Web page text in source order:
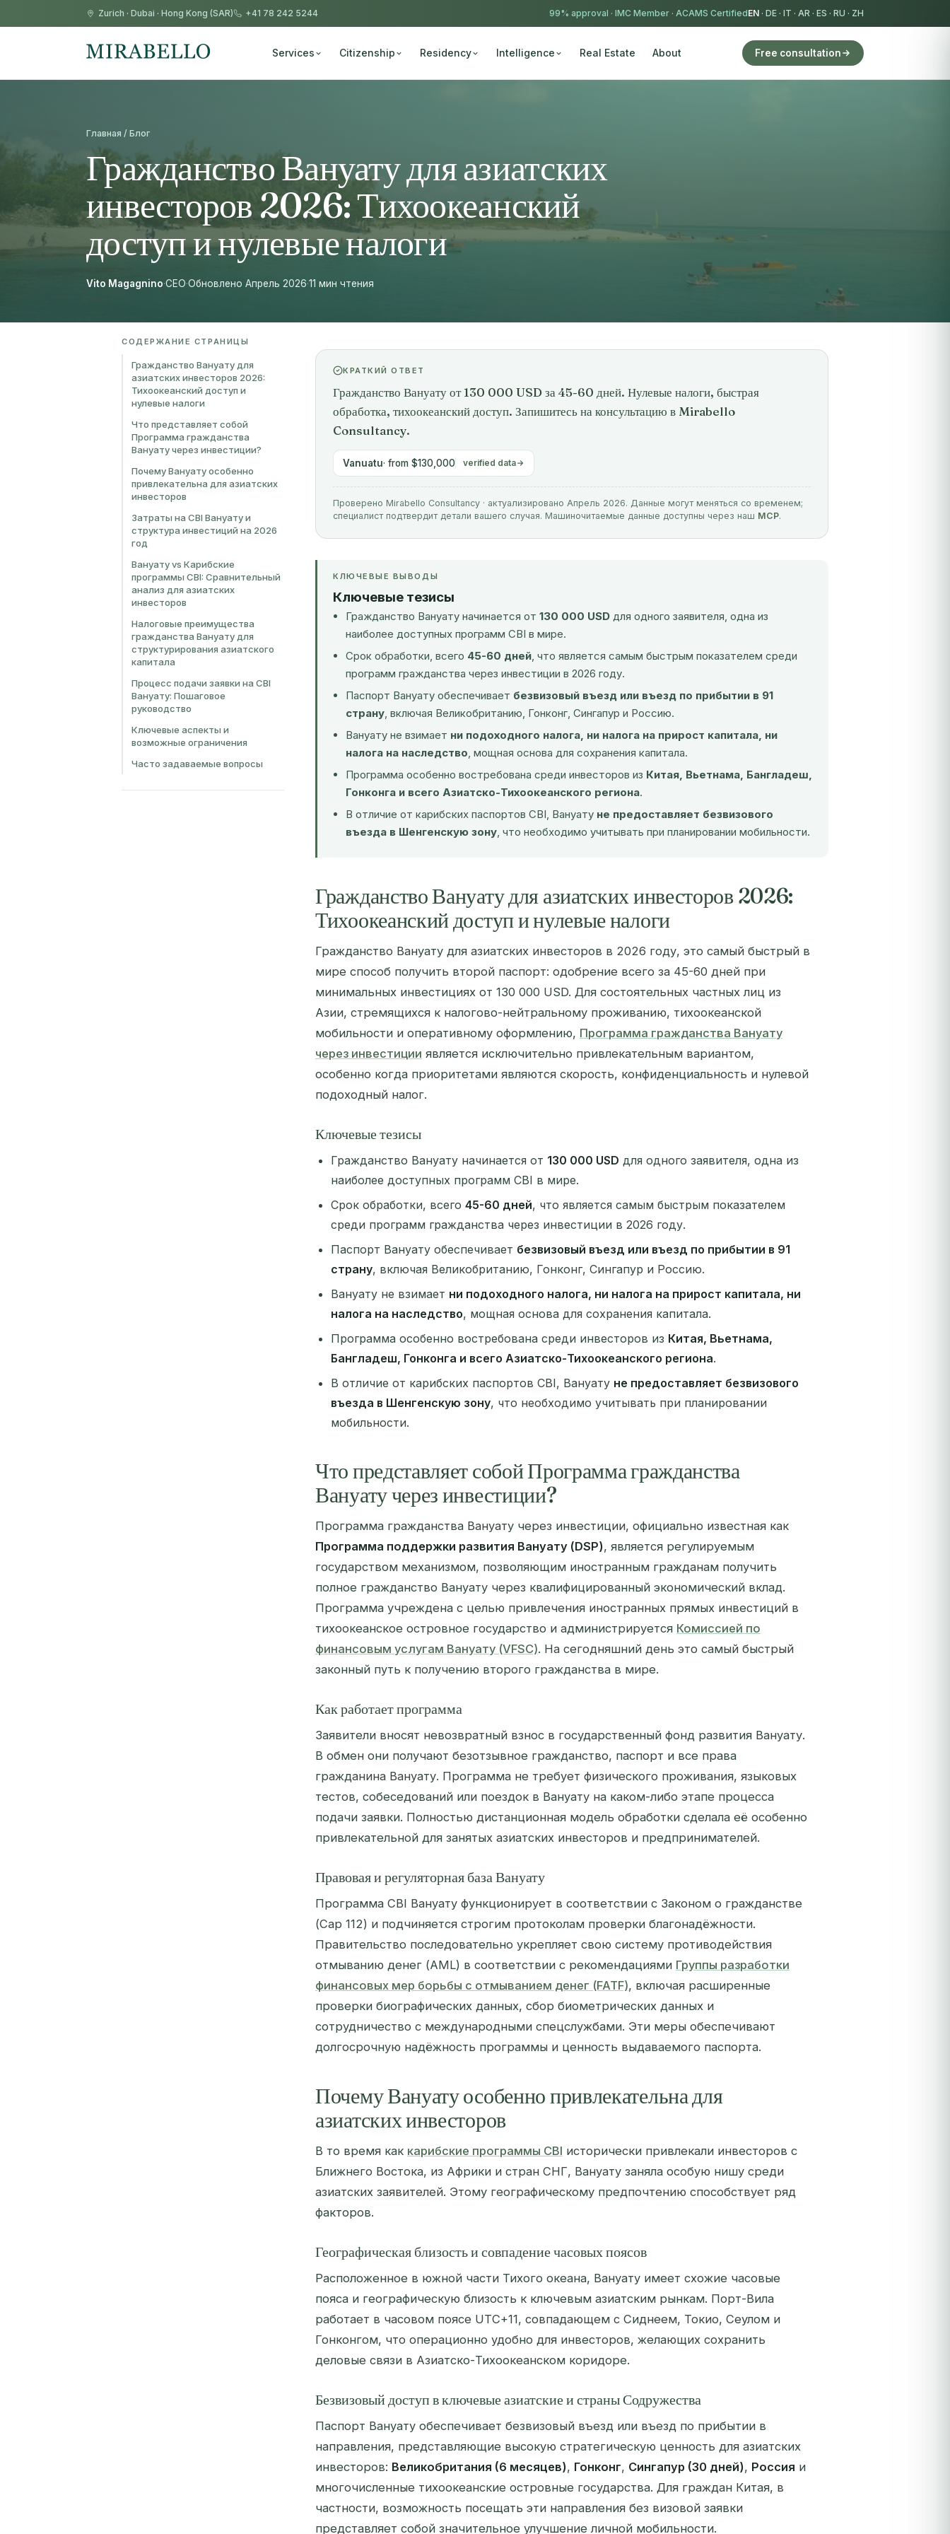
Zurich · Dubai · Hong Kong (SAR) +41 78 242 5244 99% approval · IMC Member · ACAMS CertifiedEN · DE · IT · AR · ES · RU · ZH
Services Citizenship Residency Intelligence Real Estate About Free consultation
Главная / Блог
Гражданство Вануату для азиатских
инвесторов 2026: Тихоокеанский
доступ и нулевые налоги
Vito Magagnino·CEO·Обновлено Апрель 2026·11 мин чтения
СОДЕРЖАНИЕ СТРАНИЦЫ
Гражданство Вануату для
азиатских инвесторов 2026:
Тихоокеанский доступ и
нулевые налоги
Что представляет собой
Программа гражданства
Вануату через инвестиции?
Почему Вануату особенно
привлекательна для азиатских
инвесторов
Затраты на CBI Вануату и
структура инвестиций на 2026
год
Вануату vs Карибские
программы CBI: Сравнительный
анализ для азиатских
инвесторов
Налоговые преимущества
гражданства Вануату для
структурирования азиатского
капитала
Процесс подачи заявки на CBI
Вануату: Пошаговое
руководство
Ключевые аспекты и
возможные ограничения
Часто задаваемые вопросы
КРАТКИЙ ОТВЕТ
Гражданство Вануату от 130 000 USD за 45-60 дней. Нулевые налоги, быстрая
обработка, тихоокеанский доступ. Запишитесь на консультацию в Mirabello
Consultancy.
Vanuatu· from $130,000 verified data
Проверено Mirabello Consultancy · актуализировано Апрель 2026. Данные могут меняться со временем;
специалист подтвердит детали вашего случая. Машиночитаемые данные доступны через наш MCP.
КЛЮЧЕВЫЕ ВЫВОДЫ
Ключевые тезисы
Гражданство Вануату начинается от 130 000 USD для одного заявителя, одна из
наиболее доступных программ CBI в мире.
Срок обработки, всего 45-60 дней, что является самым быстрым показателем среди
программ гражданства через инвестиции в 2026 году.
Паспорт Вануату обеспечивает безвизовый въезд или въезд по прибытии в 91
страну, включая Великобританию, Гонконг, Сингапур и Россию.
Вануату не взимает ни подоходного налога, ни налога на прирост капитала, ни
налога на наследство, мощная основа для сохранения капитала.
Программа особенно востребована среди инвесторов из Китая, Вьетнама, Бангладеш,
Гонконга и всего Азиатско-Тихоокеанского региона.
В отличие от карибских паспортов CBI, Вануату не предоставляет безвизового
въезда в Шенгенскую зону, что необходимо учитывать при планировании мобильности.
Гражданство Вануату для азиатских инвесторов 2026:
Тихоокеанский доступ и нулевые налоги
Гражданство Вануату для азиатских инвесторов в 2026 году, это самый быстрый в
мире способ получить второй паспорт: одобрение всего за 45-60 дней при
минимальных инвестициях от 130 000 USD. Для состоятельных частных лиц из
Азии, стремящихся к налогово-нейтральному проживанию, тихоокеанской
мобильности и оперативному оформлению, Программа гражданства Вануату
через инвестиции является исключительно привлекательным вариантом,
особенно когда приоритетами являются скорость, конфиденциальность и нулевой
подоходный налог.
Ключевые тезисы
Гражданство Вануату начинается от 130 000 USD для одного заявителя, одна из
наиболее доступных программ CBI в мире.
Срок обработки, всего 45-60 дней, что является самым быстрым показателем
среди программ гражданства через инвестиции в 2026 году.
Паспорт Вануату обеспечивает безвизовый въезд или въезд по прибытии в 91
страну, включая Великобританию, Гонконг, Сингапур и Россию.
Вануату не взимает ни подоходного налога, ни налога на прирост капитала, ни
налога на наследство, мощная основа для сохранения капитала.
Программа особенно востребована среди инвесторов из Китая, Вьетнама,
Бангладеш, Гонконга и всего Азиатско-Тихоокеанского региона.
В отличие от карибских паспортов CBI, Вануату не предоставляет безвизового
въезда в Шенгенскую зону, что необходимо учитывать при планировании
мобильности.
Что представляет собой Программа гражданства
Вануату через инвестиции?
Программа гражданства Вануату через инвестиции, официально известная как
Программа поддержки развития Вануату (DSP), является регулируемым
государством механизмом, позволяющим иностранным гражданам получить
полное гражданство Вануату через квалифицированный экономический вклад.
Программа учреждена с целью привлечения иностранных прямых инвестиций в
тихоокеанское островное государство и администрируется Комиссией по
финансовым услугам Вануату (VFSC). На сегодняшний день это самый быстрый
законный путь к получению второго гражданства в мире.
Как работает программа
Заявители вносят невозвратный взнос в государственный фонд развития Вануату.
В обмен они получают безотзывное гражданство, паспорт и все права
гражданина Вануату. Программа не требует физического проживания, языковых
тестов, собеседований или поездок в Вануату на каком-либо этапе процесса
подачи заявки. Полностью дистанционная модель обработки сделала её особенно
привлекательной для занятых азиатских инвесторов и предпринимателей.
Правовая и регуляторная база Вануату
Программа CBI Вануату функционирует в соответствии с Законом о гражданстве
(Cap 112) и подчиняется строгим протоколам проверки благонадёжности.
Правительство последовательно укрепляет свою систему противодействия
отмыванию денег (AML) в соответствии с рекомендациями Группы разработки
финансовых мер борьбы с отмыванием денег (FATF), включая расширенные
проверки биографических данных, сбор биометрических данных и
сотрудничество с международными спецслужбами. Эти меры обеспечивают
долгосрочную надёжность программы и ценность выдаваемого паспорта.
Почему Вануату особенно привлекательна для
азиатских инвесторов
В то время как карибские программы CBI исторически привлекали инвесторов с
Ближнего Востока, из Африки и стран СНГ, Вануату заняла особую нишу среди
азиатских заявителей. Этому географическому предпочтению способствует ряд
факторов.
Географическая близость и совпадение часовых поясов
Расположенное в южной части Тихого океана, Вануату имеет схожие часовые
пояса и географическую близость к ключевым азиатским рынкам. Порт-Вила
работает в часовом поясе UTC+11, совпадающем с Сиднеем, Токио, Сеулом и
Гонконгом, что операционно удобно для инвесторов, желающих сохранить
деловые связи в Азиатско-Тихоокеанском коридоре.
Безвизовый доступ в ключевые азиатские и страны Содружества
Паспорт Вануату обеспечивает безвизовый въезд или въезд по прибытии в
направления, представляющие высокую стратегическую ценность для азиатских
инвесторов: Великобритания (6 месяцев), Гонконг, Сингапур (30 дней), Россия и
многочисленные тихоокеанские островные государства. Для граждан Китая, в
частности, возможность посещать эти направления без визовой заявки
представляет собой значительное улучшение личной мобильности.